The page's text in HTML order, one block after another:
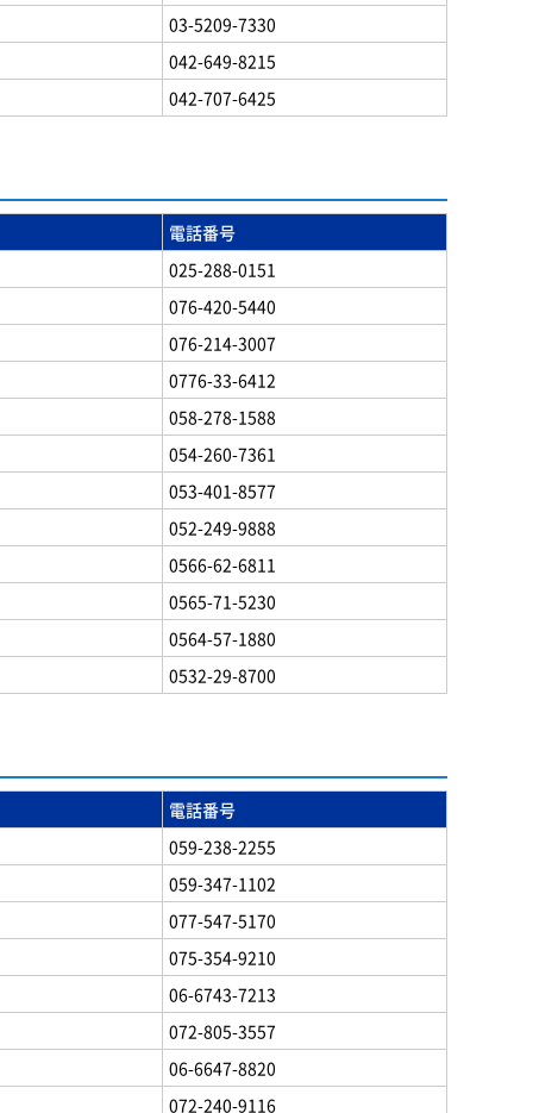
03-5209-7330
042-649-8215
042-707-6425
電話番号
025-288-0151
076-420-5440
076-214-3007
0776-33-6412
058-278-1588
054-260-7361
053-401-8577
052-249-9888
0566-62-6811
0565-71-5230
0564-57-1880
0532-29-8700
電話番号
059-238-2255
059-347-1102
077-547-5170
075-354-9210
06-6743-7213
072-805-3557
06-6647-8820
072-240-9116